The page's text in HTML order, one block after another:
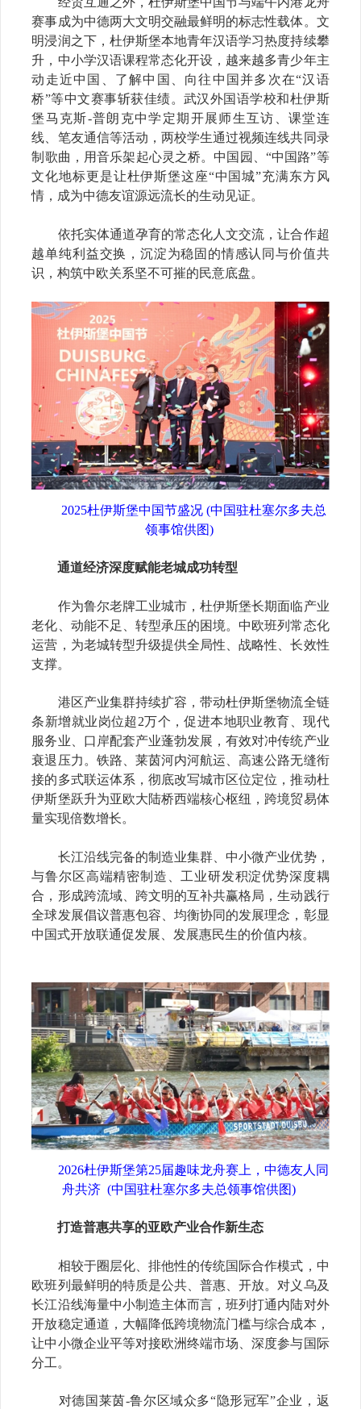
赛事成为中德两大文明交融最鲜明的标志性载体。文
明浸润之下，杜伊斯堡本地青年汉语学习热度持续攀
升，中小学汉语课程常态化开设，越来越多青少年主
动走近中国、了解中国、向往中国并多次在“汉语
桥”等中文赛事斩获佳绩。武汉外国语学校和杜伊斯
堡马克斯-普朗克中学定期开展师生互访、课堂连
线、笔友通信等活动，两校学生通过视频连线共同录
制歌曲，用音乐架起心灵之桥。中国园、“中国路”等
文化地标更是让杜伊斯堡这座“中国城”充满东方风
情，成为中德友谊源远流长的生动见证。
依托实体通道孕育的常态化人文交流，让合作超
越单纯利益交换，沉淀为稳固的情感认同与价值共
识，构筑中欧关系坚不可摧的民意底盘。
2025杜伊斯堡中国节盛况 (中国驻杜塞尔多夫总
领事馆供图)
通道经济深度赋能老城成功转型
作为鲁尔老牌工业城市，杜伊斯堡长期面临产业
老化、动能不足、转型承压的困境。中欧班列常态化
运营，为老城转型升级提供全局性、战略性、长效性
支撑。
港区产业集群持续扩容，带动杜伊斯堡物流全链
条新增就业岗位超2万个 ，促进本地职业教育、现代
服务业、口岸配套产业蓬勃发展，有效对冲传统产业
衰退压力。铁路、莱茵河内河航运、高速公路无缝衔
接的多式联运体系，彻底改写城市区位定位，推动杜
伊斯堡跃升为亚欧大陆桥西端核心枢纽，跨境贸易体
量实现倍数增长。
长江沿线完备的制造业集群、中小微产业优势，
与鲁尔区高端精密制造、工业研发积淀优势深度耦
合，形成跨流域、跨文明的互补共赢格局，生动践行
全球发展倡议普惠包容、均衡协同的发展理念，彰显
中国式开放联通促发展、发展惠民生的价值内核。
2026杜伊斯堡第25届趣味龙舟赛上，中德友人同
舟共济 (中国驻杜塞尔多夫总领事馆供图)
打造普惠共享的亚欧产业合作新生态
相较于圈层化、排他性的传统国际合作模式，中
欧班列最鲜明的特质是公共、普惠、开放。对义乌及
长江沿线海量中小制造主体而言，班列打通内陆对外
开放稳定通道，大幅降低跨境物流门槛与综合成本，
让中小微企业平等对接欧洲终端市场、深度参与国际
分工。
对德国莱茵-鲁尔区域众多“隐形冠军”企业，返